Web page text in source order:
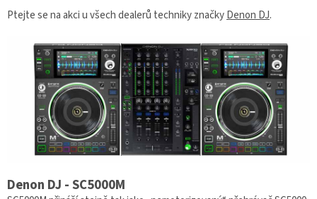
Ptejte se na akci u všech dealerů techniky značkyDenon DJ.
Denon DJ - SC5000M